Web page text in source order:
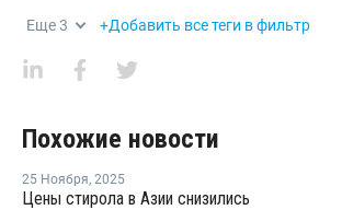
Еще3 +Добавить все теги в фильтр
Похожие новости
25 Ноября, 2025
Цены стирола в Азии снизились